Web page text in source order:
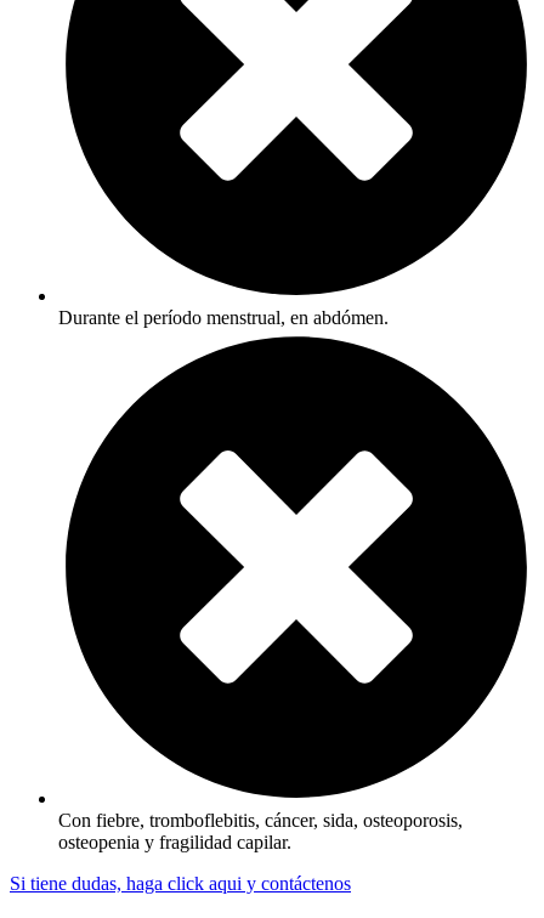
Durante el período menstrual, en abdómen.
Con fiebre, tromboflebitis, cáncer, sida, osteoporosis,
osteopenia y fragilidad capilar.
Si tiene dudas, haga click aqui y contáctenos